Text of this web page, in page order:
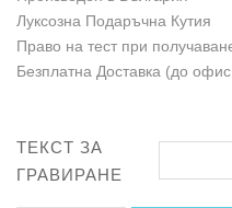
Луксозна Подаръчна Кутия
Право на тест при
Безплатна Доставка (до
ТЕКСТ ЗА
ГРАВИРАНЕ